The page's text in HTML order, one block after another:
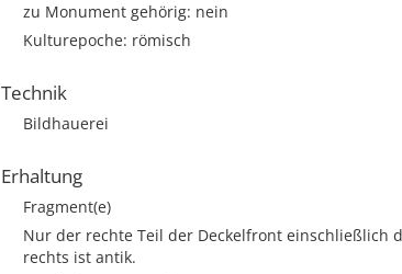
zu Monument gehörig: nein
Kulturepoche: römisch
Technik
Bildhauerei
Erhaltung
Fragment(e)
Nur der rechte Teil der Deckelfront einschließlich
rechts ist antik.